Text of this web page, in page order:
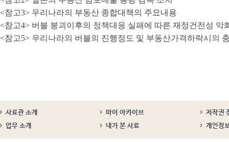
<참고3> 우리나라의 부동산 종합대책의 주요내용
<참고4> 버블 붕괴이후의 정책대응 실패에 따른 재정건전성 악
<참고5> 우리나라의 버블의 진행정도 및 부동산가격하락시의
사료관 소개 마이 아카이브
저작권
업무 소개
내가 본 사료 개인정